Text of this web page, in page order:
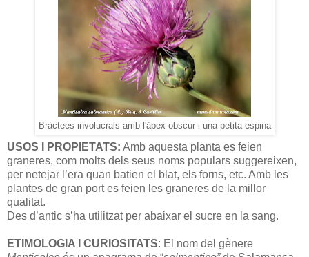
Bràctees involucrals amb l'àpex obscur i una petita espina
USOS I PROPIETATS: Amb aquesta planta es feien
graneres, com molts dels seus noms populars suggereixen,
per netejar l’era quan batien el blat, els forns, etc. Amb les
plantes de gran port es feien les graneres de la millor
qualitat.
Des d’antic s’ha utilitzat per abaixar el sucre en la sang.
ETIMOLOGIA I CURIOSITATS: El nom del gènere